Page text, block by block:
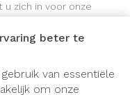
beter te
van essentiële
om onze
u zich in voor onze
privacy policy.